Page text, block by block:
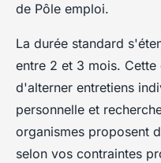
de Pôle emploi.
La durée standard
entre 2 et 3 mois.
d'alterner entretiens
personnelle et
organismes proposent
selon vos contraintes